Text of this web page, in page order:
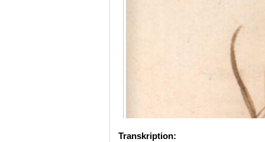
Transkription: